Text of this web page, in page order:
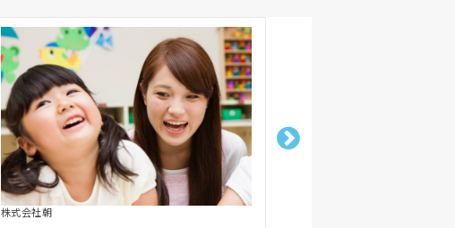
社会福祉法人旭福祉会